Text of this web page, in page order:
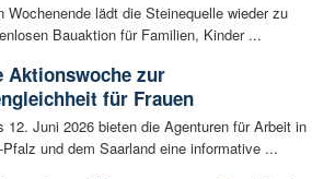
Wochenende lädt die Steinequelle wieder zu
Bauaktion für Familien, Kinder ...
Aktionswoche zur
für Frauen
12. Juni 2026 bieten die Agenturen für Arbeit in
Pfalz und dem Saarland eine informative ...